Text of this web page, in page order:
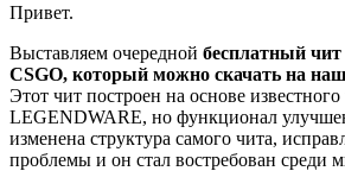
Привет.
Выставляем очередной бесплатный
CSGO, который можно скачать на
Этот чит построен на основе известного
LEGENDWARE, но функционал
изменена структура самого чита,
проблемы и он стал востребован среди